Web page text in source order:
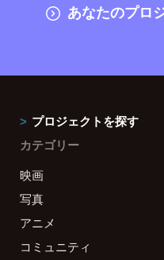
あなたのプロ
プロジェクトを探す
カテゴリー
映画
写真
アニメ
コミュニティ